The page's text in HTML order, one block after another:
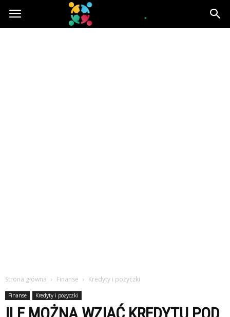
iGroup.pl
Strona główna Finanse Kredyty i pożyczki
Finanse Kredyty i pożyczki